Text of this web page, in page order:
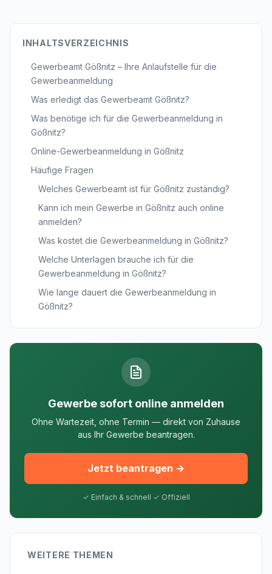
INHALTSVERZEICHNIS
Gewerbeamt Gößnitz – Ihre Anlaufstelle für die
Gewerbeanmeldung
Was erledigt das Gewerbeamt Gößnitz?
Was benötige ich für die Gewerbeanmeldung in
Gößnitz?
Online-Gewerbeanmeldung in Gößnitz
Häufige Fragen
Welches Gewerbeamt ist für Gößnitz zuständig?
Kann ich mein Gewerbe in Gößnitz auch online
anmelden?
Was kostet die Gewerbeanmeldung in Gößnitz?
Welche Unterlagen brauche ich für die
Gewerbeanmeldung in Gößnitz?
Wie lange dauert die Gewerbeanmeldung in
Gößnitz?
Gewerbe sofort online anmelden
Ohne Wartezeit, ohne Termin — direkt von Zuhause
aus Ihr Gewerbe beantragen.
Jetzt beantragen →
✓ Einfach & schnell ✓ Offiziell
WEITERE THEMEN